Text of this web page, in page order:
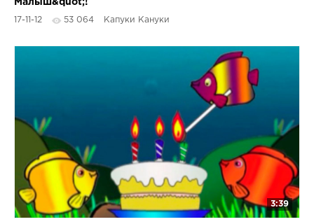
Малыш&quot;!
17-11-12 53 064 Капуки Кануки
3:39